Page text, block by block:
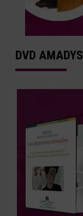
DVD AMADYS